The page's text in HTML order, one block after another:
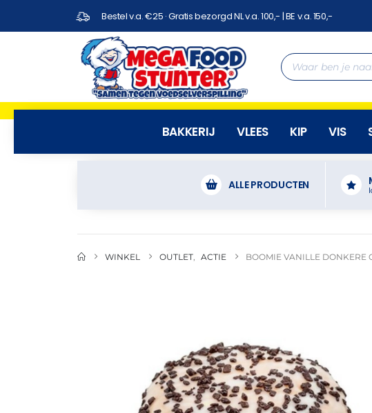
Bestel v.a. €25 · Gratis bezorgd NL v.a. 100,- | BE v.a. 150,-
BAKKERIJ VLEES KIP VIS
ALLE PRODUCTEN
WINKEL OUTLET ACTIE BOOMIE VANILLE DONKERE